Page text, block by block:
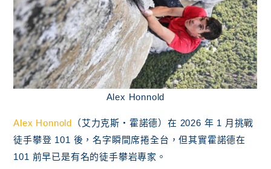
Alex Honnold
Alex Honnold （艾力克斯・霍諾德）在 2026 年 1 月挑戰
徒手攀登 101 後，名字瞬間席捲全台，但其實霍諾德在
101 前早已是有名的徒手攀岩專家。